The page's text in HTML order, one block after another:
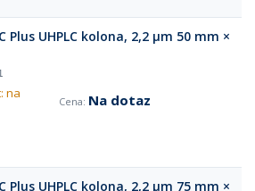
Plus UHPLC kolona, 2,2 µm 50 mm ×
na
Na dotaz
Plus UHPLC kolona, 2,2 µm 75 mm ×